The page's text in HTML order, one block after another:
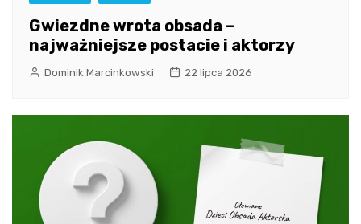
Gwiezdne wrota obsada –
najważniejsze postacie i aktorzy
Dominik Marcinkowski 22 lipca 2026